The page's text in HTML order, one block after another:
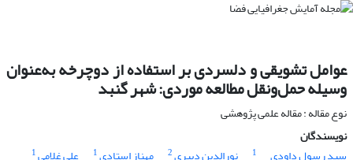
عوامل تشویقی و دلسردی بر استفاده از دوچرخه به‌عنوان
وسیله حمل‌ونقل مطالعه موردی: شهر گنبد
نوع مقاله : مقاله علمی پژوهشی
نویسندگان
1
2
1
1